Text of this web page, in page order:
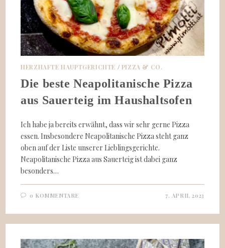
HERZHAFTE HAUPTGERICHTE / PIZZA & CO.
Die beste Neapolitanische Pizza
aus Sauerteig im Haushaltsofen
Ich habe ja bereits erwähnt, dass wir sehr gerne Pizza
essen. Insbesondere Neapolitanische Pizza steht ganz
oben auf der Liste unserer Lieblingsgerichte.
Neapolitanische Pizza aus Sauerteig ist dabei ganz
besonders…
0 KOMMENTARE 7. APRIL 2023